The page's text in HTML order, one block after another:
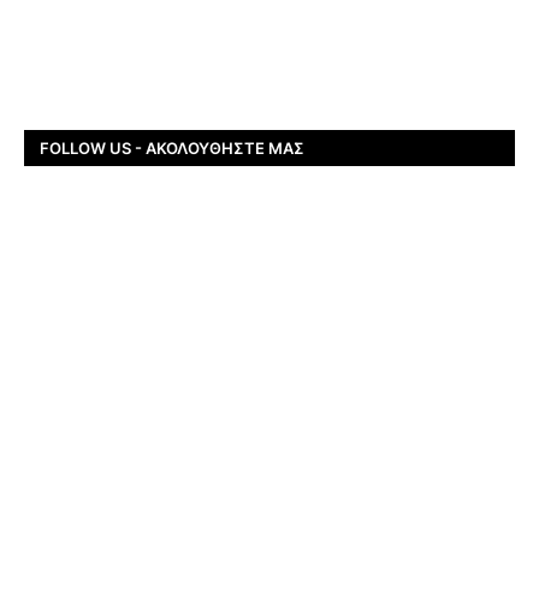
FOLLOW US - ΑΚΟΛΟΥΘΉΣΤΕ ΜΑΣ